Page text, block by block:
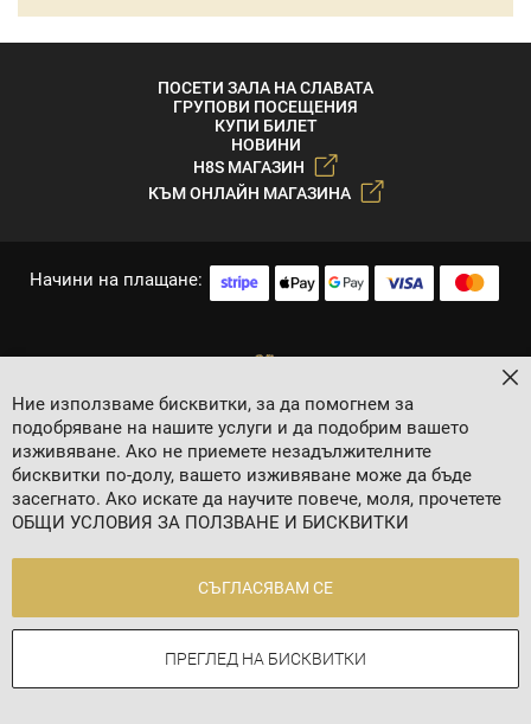
ПОСЕТИ ЗАЛА НА СЛАВАТА
ГРУПОВИ ПОСЕЩЕНИЯ
КУПИ БИЛЕТ
НОВИНИ
H8S МАГАЗИН
КЪМ ОНЛАЙН МАГАЗИНА
Начини на плащане:
2024 © 8 AGENCY
Контакти
Онлайн магазин от
Ние използваме бисквитки, за да помогнем за
подобряване на нашите услуги и да подобрим вашето
изживяване. Ако не приемете незадължителните
бисквитки по-долу, вашето изживяване може да бъде
засегнато. Ако искате да научите повече, моля, прочетете
ОБЩИ УСЛОВИЯ ЗА ПОЛЗВАНЕ И БИСКВИТКИ
СЪГЛАСЯВАМ СЕ
ПРЕГЛЕД НА БИСКВИТКИ